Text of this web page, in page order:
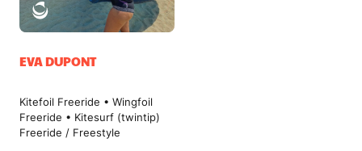
EVA DUPONT
Kitefoil Freeride • Wingfoil
Freeride • Kitesurf (twintip)
Freeride / Freestyle